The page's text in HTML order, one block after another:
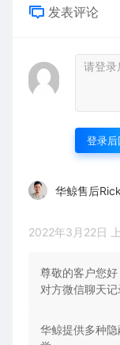
发表评论
登录后
华鲸售后Rick
2022年3月22日
尊敬的客户您
对方微信聊天记
华鲸提供多种